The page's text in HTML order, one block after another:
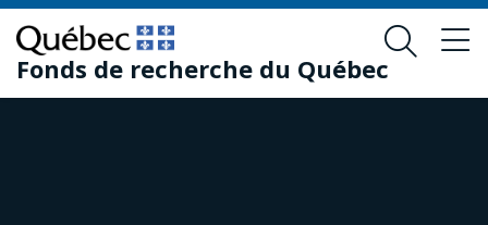
Passer
au
contenu
principal
Passer
au
pied
de
Fonds de recherche du Québec